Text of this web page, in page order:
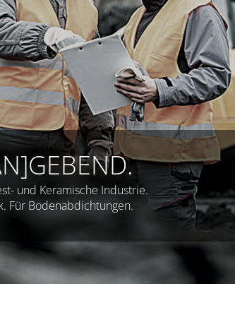
und Keramische Industrie.
Für Bodenabdichtungen.